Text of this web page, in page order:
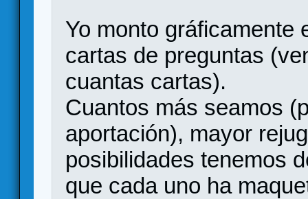
Yo monto gráficamente
cartas de preguntas
cuantas cartas).
Cuantos más seamos
aportación), mayor
posibilidades tenemos
que cada uno ha